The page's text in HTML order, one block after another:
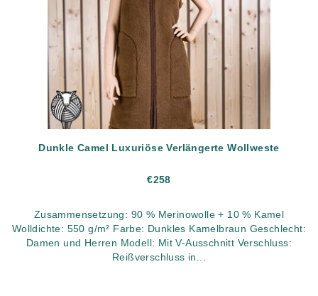
Dunkle Camel Luxuriöse Verlängerte Wollweste
€258
Zusammensetzung: 90 % Merinowolle + 10 % Kamel
Wolldichte: 550 g/m² Farbe: Dunkles Kamelbraun Geschlecht:
Damen und Herren Modell: Mit V-Ausschnitt Verschluss:
Reißverschluss in...